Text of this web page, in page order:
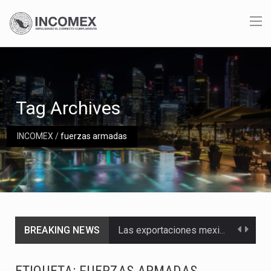
INCOMEX/fuerzas armadas
Tag Archives
BREAKING NEWS Las exportaciones mexicanas de vehículos ligeros disminuyeron 9.67 % en julio a tasa anual, alcanzando…